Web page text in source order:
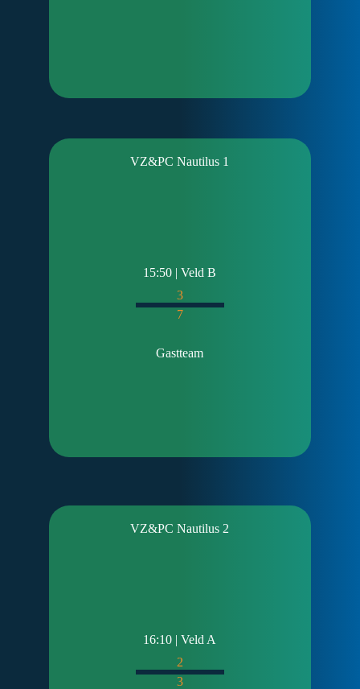
VZ&PC Nautilus 1
15:50 | Veld B
3
7
Gastteam
VZ&PC Nautilus 2
16:10 | Veld A
2
3